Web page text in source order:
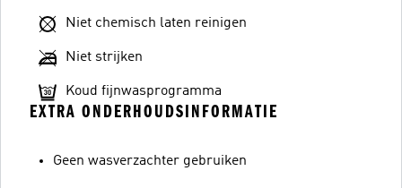
Niet chemisch laten reinigen
Niet strijken
Koud fijnwasprogramma
EXTRA ONDERHOUDSINFORMATIE
Geen wasverzachter gebruiken